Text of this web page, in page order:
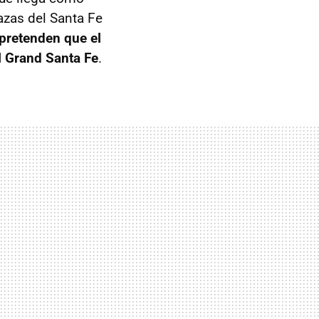
del Santa Fe
que el
Santa Fe.